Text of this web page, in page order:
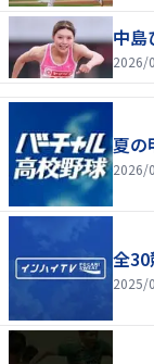
中島
2026/
夏の
2026/
全30
2025/